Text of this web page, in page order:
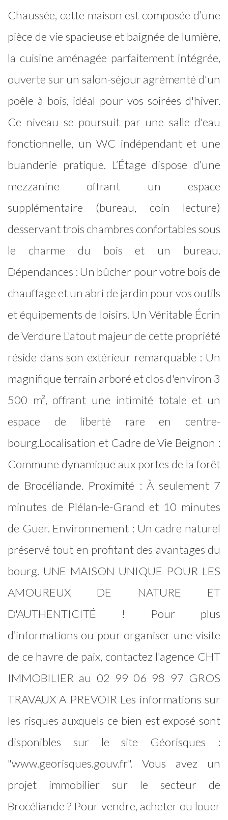
Chaussée, cette maison est composée d’une
pièce de vie spacieuse et baignée de lumière,
la cuisine aménagée parfaitement intégrée,
ouverte sur un salon-séjour agrémenté d'un
poêle à bois, idéal pour vos soirées d'hiver.
Ce niveau se poursuit par une salle d'eau
fonctionnelle, un WC indépendant et une
buanderie pratique. L’Étage dispose d’une
mezzanine offrant un espace
supplémentaire (bureau, coin lecture)
desservant trois chambres confortables sous
le charme du bois et un bureau.
Dépendances : Un bûcher pour votre bois de
chauffage et un abri de jardin pour vos outils
et équipements de loisirs. Un Véritable Écrin
de Verdure L'atout majeur de cette propriété
réside dans son extérieur remarquable : Un
magnifique terrain arboré et clos d'environ 3
500 m², offrant une intimité totale et un
espace de liberté rare en centre-
bourg.Localisation et Cadre de Vie Beignon :
Commune dynamique aux portes de la forêt
de Brocéliande. Proximité : À seulement 7
minutes de Plélan-le-Grand et 10 minutes
de Guer. Environnement : Un cadre naturel
préservé tout en profitant des avantages du
bourg. UNE MAISON UNIQUE POUR LES
AMOUREUX DE NATURE ET
D'AUTHENTICITÉ ! Pour plus
d’informations ou pour organiser une visite
de ce havre de paix, contactez l'agence CHT
IMMOBILIER au 02 99 06 98 97 GROS
TRAVAUX A PREVOIR Les informations sur
les risques auxquels ce bien est exposé sont
disponibles sur le site Géorisques :
"www.georisques.gouv.fr". Vous avez un
projet immobilier sur le secteur de
Brocéliande ? Pour vendre, acheter ou louer